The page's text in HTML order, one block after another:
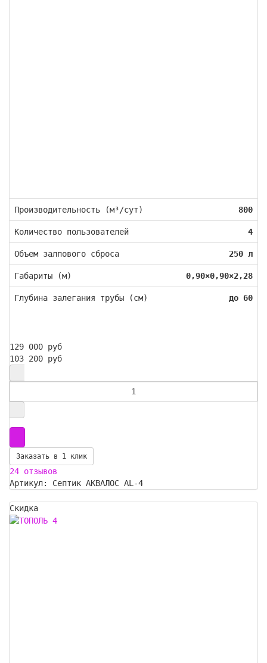
Производительность (м³/сут) 800
Количество пользователей 4
Объем залпового сброса 250 л
Габариты (м) 0,90×0,90×2,28
Глубина залегания трубы (см) до 60
129 000 руб
103 200 руб
Заказать в 1 клик
24 отзывов
Артикул: Септик АКВАЛОС AL-4
Скидка